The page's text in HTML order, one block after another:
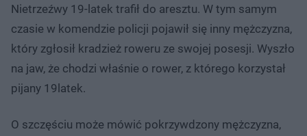
Nietrzeźwy 19-latek trafił do aresztu. W tym samym
czasie w komendzie policji pojawił się inny mężczyzna,
który zgłosił kradzież roweru ze swojej posesji. Wyszło
na jaw, że chodzi właśnie o rower, z którego korzystał
pijany 19latek.
O szczęściu może mówić pokrzywdzony mężczyzna,